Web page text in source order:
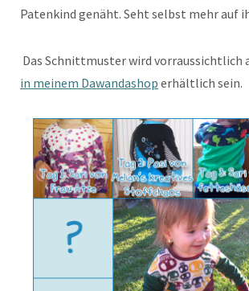
Patenkind genäht. Seht selbst mehr auf
Das Schnittmuster wird vorraussichtlich
in meinem Dawandashop erhältlich sein.